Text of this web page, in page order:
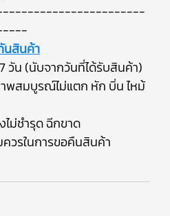
นสินค้า
วัน (นับจากวันที่ได้รับสินค้า)
พสมบูรณ์ไม่แตก หัก บิ่น ไหม้
ม่ชำรุด ฉีกขาด
วรในการขอคืนสินค้า